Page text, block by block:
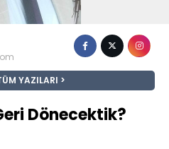
YAZILARI
Dönecektik?